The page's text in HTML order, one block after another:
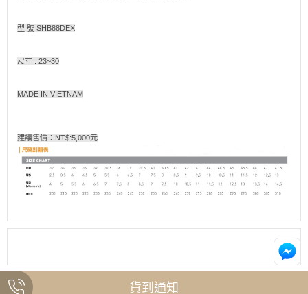
型 號 SHB88DEX
尺寸 : 23~30
MADE IN VIETNAM
建議售價：NT$:5,000元
貨到通知